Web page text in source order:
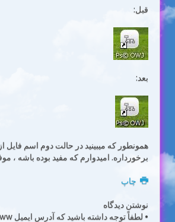
قبل:
بعد:
همونطور که میبینید در حالت دوم اسم فایل
برخورداره. امیدوارم که مفید بوده باشه ،
چاپ
نوشتن دیدگاه
• لطفاً توجه داشته باشید که آدرس ایمیل www ندارد.